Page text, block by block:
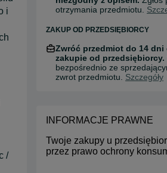
i
/
otrzymania przedmiotu.
ZAKUP OD PRZEDSIĘBIORCY
Zwróć przedmiot do 14
zakupie od przedsiębiorcy.
bezpośrednio ze
zwrot przedmiotu. Szczegóły
INFORMACJE PRAWNE
Twoje zakupy u
przez prawo ochrony